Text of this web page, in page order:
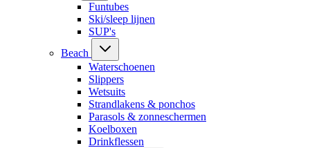
Funtubes
Ski/sleep lijnen
SUP's
Beach
Waterschoenen
Slippers
Wetsuits
Strandlakens & ponchos
Parasols & zonneschermen
Koelboxen
Drinkflessen